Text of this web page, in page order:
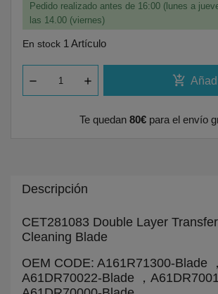
Pedido realizado antes de 16:00 (lunes a
las 14.00 (viernes)
En stock 1 Artículo
add_shopping_cart
Te quedan 80€para el envío
Descripción
CET281083 Double Layer
Cleaning Blade
OEM CODE: A161R71300-Blade ，
A61DR70022-Blade ，